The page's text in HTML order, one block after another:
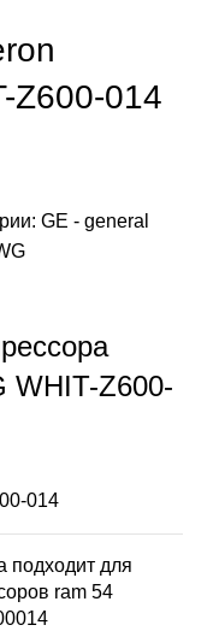
Z600-014
GE - general
WHIT-Z600-
014
подходит для
ram 54